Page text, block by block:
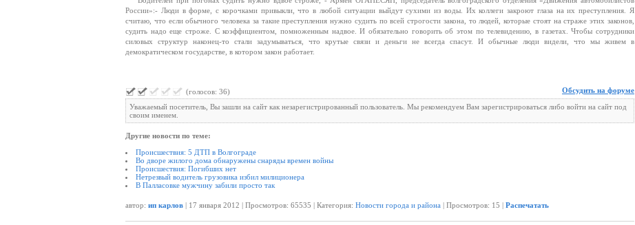
России»:- Люди в форме, с корочками привыкли, что в любой ситуации выйдут сухими из воды. Их коллеги закроют глаза на их преступления. Я
считаю, что если обычного человека за такие преступления нужно судить по всей строгости закона, то людей, которые стоят на страже этих законов,
судить надо еще строже. С коэффициентом, помноженным надвое. И обязательно говорить об этом по телевидению, в газетах. Чтобы сотрудники
силовых структур наконец-то стали задумываться, что крутые связи и деньги не всегда спасут. И обычные люди видели, что мы живем в
демократическом государстве, в котором закон работает.
(голосов: 36)
Обсудить на форуме
Уважаемый посетитель, Вы зашли на сайт как незарегистрированный пользователь. Мы рекомендуем Вам зарегистрироваться либо войти на сайт под
своим именем.
Другие новости по теме:
Происшествия: 5 ДТП в Волгограде
Во дворе жилого дома обнаружены снаряды времен войны
Происшествия: Погибших нет
Нетрезвый водитель грузовика избил милиционера
В Палласовке мужчину забили просто так
автор: ип карлов | 17 января 2012 | Просмотров: 65535 | Категория: Новости города и района | Просмотров: 15 | Распечатать